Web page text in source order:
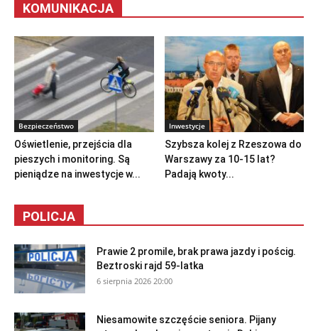
KOMUNIKACJA
Bezpieczeństwo
Oświetlenie, przejścia dla
pieszych i monitoring. Są
pieniądze na inwestycje w...
Inwestycje
Szybsza kolej z Rzeszowa do
Warszawy za 10-15 lat?
Padają kwoty...
POLICJA
Prawie 2 promile, brak prawa jazdy i pościg.
Beztroski rajd 59-latka
6 sierpnia 2026 20:00
Niesamowite szczęście seniora. Pijany